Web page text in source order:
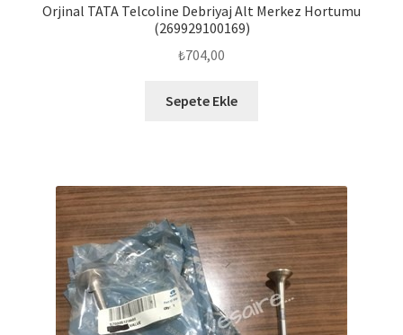
Orjinal TATA Telcoline Debriyaj Alt Merkez Hortumu
(269929100169)
₺704,00
Sepete Ekle